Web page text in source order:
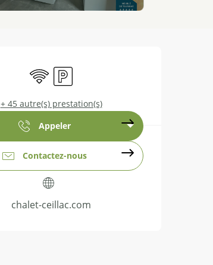
WiFi Parking
+ 45 autre(s) prestation(s)
Appeler
Contactez-nous
chalet-ceillac.com